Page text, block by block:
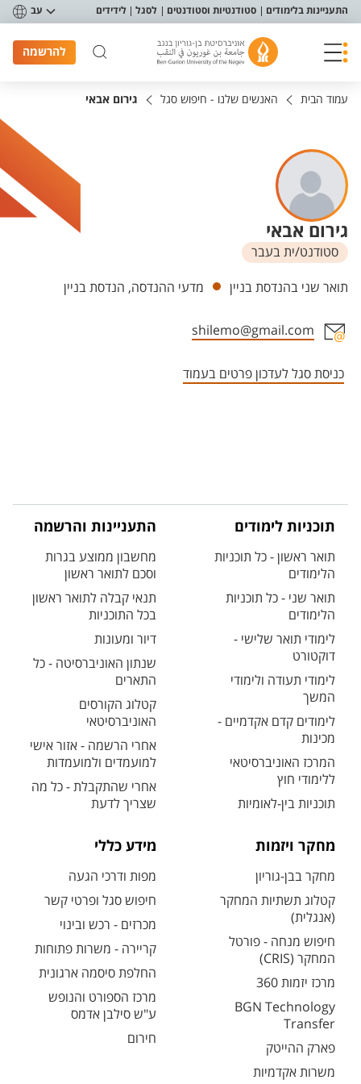
תפריט נגישות
התעניינות בלימודים סטודנטיות וסטודנטים לסגל לידידים עב
להרשמה
עמוד הבית האנשים שלנו - חיפוש סגל גירום אבאי
גירום אבאי
סטודנט/ית בעבר
יחידות
תואר שני בהנדסת בניין מדעי ההנדסה, הנדסת בניין
shilemo@gmail.com
כניסת סגל לעדכון פרטים בעמוד
תוכניות לימודים
תואר ראשון - כל תוכניות
הלימודים
תואר שני - כל תוכניות
הלימודים
לימודי תואר שלישי -
דוקטורט
לימודי תעודה ולימודי
המשך
לימודים קדם אקדמיים -
מכינות
המרכז האוניברסיטאי
ללימודי חוץ
תוכניות בין-לאומיות
התעניינות והרשמה
מחשבון ממוצע בגרות
וסכם לתואר ראשון
תנאי קבלה לתואר ראשון
בכל התוכניות
דיור ומעונות
שנתון האוניברסיטה - כל
התארים
קטלוג הקורסים
האוניברסיטאי
אחרי הרשמה - אזור אישי
למועמדים ולמועמדות
אחרי שהתקבלת - כל מה
שצריך לדעת
מחקר ויזמות
מחקר בבן-גוריון
קטלוג תשתיות המחקר
(אנגלית)
חיפוש מנחה - פורטל
המחקר (CRIS)
מרכז יזמות 360
BGN Technology
Transfer
פארק ההייטק
משרות אקדמיות
מידע כללי
מפות ודרכי הגעה
חיפוש סגל ופרטי קשר
מכרזים - רכש ובינוי
קריירה - משרות פתוחות
החלפת סיסמה ארגונית
מרכז הספורט והנופש
ע"ש סילבן אדמס
חירום